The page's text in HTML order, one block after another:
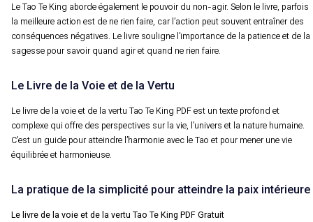
Le Tao Te King aborde également le pouvoir du non-agir. Selon le livre, parfois
la meilleure action est de ne rien faire, car l’action peut souvent entraîner des
conséquences négatives. Le livre souligne l’importance de la patience et de la
sagesse pour savoir quand agir et quand ne rien faire.
Le Livre de la Voie et de la Vertu
Le livre de la voie et de la vertu Tao Te King PDF est un texte profond et
complexe qui offre des perspectives sur la vie, l’univers et la nature humaine.
C’est un guide pour atteindre l’harmonie avec le Tao et pour mener une vie
équilibrée et harmonieuse.
La pratique de la simplicité pour atteindre la paix intérieure
Le livre de la voie et de la vertu Tao Te King PDF Gratuit